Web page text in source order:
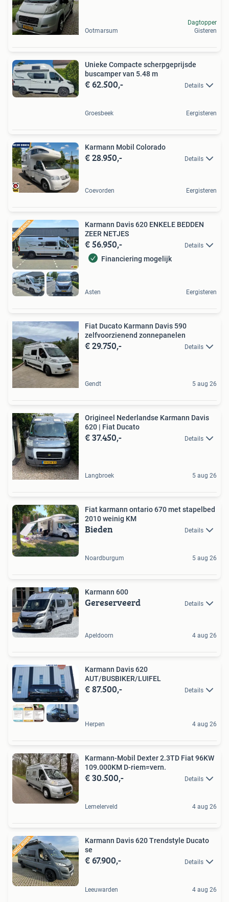
Ootmarsum
Dagtopper
Gisteren
Unieke Compacte scherpgeprijsde
buscamper van 5.48 m
€ 62.500,- Details
Groesbeek Eergisteren
Karmann Mobil Colorado
€ 28.950,- Details
Coevorden Eergisteren
Karmann Davis 620 ENKELE BEDDEN
ZEER NETJES
€ 56.950,- Details
Financiering mogelijk
Asten Eergisteren
Fiat Ducato Karmann Davis 590
zelfvoorzienend zonnepanelen
€ 29.750,- Details
Gendt 5 aug 26
Origineel Nederlandse Karmann Davis
620 | Fiat Ducato
€ 37.450,- Details
Langbroek 5 aug 26
Fiat karmann ontario 670 met stapelbed
2010 weinig KM
Bieden Details
Noardburgum 5 aug 26
Karmann 600
Gereserveerd Details
Apeldoorn 4 aug 26
Karmann Davis 620
AUT/BUSBIKER/LUIFEL
€ 87.500,- Details
Herpen 4 aug 26
Karmann-Mobil Dexter 2.3TD Fiat 96KW
109.000KM D-riem=vern.
€ 30.500,- Details
Lemelerveld 4 aug 26
Karmann Davis 620 Trendstyle Ducato
se
€ 67.900,- Details
Leeuwarden 4 aug 26